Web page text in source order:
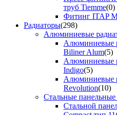
труб Tiemme(0)
Фитинг ITAP
Радиаторы(298)
Алюминиевые
Алюминиевые
Biliner Alum(5)
Алюминиевые
Indigo(5)
Алюминиевые
Revolution(10)
Стальные
Стальной